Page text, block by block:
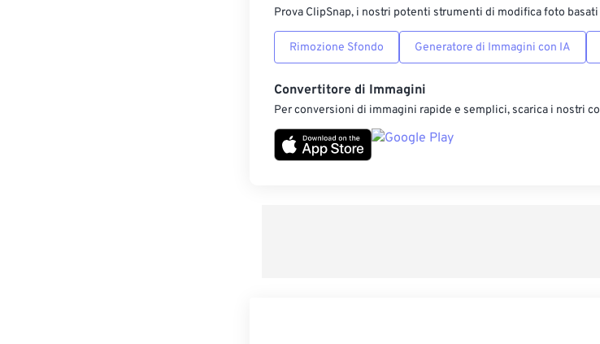
Prova ClipSnap, i nostri potenti strumenti di modifica foto basati
Rimozione Sfondo Generatore di Immagini con IA
Convertitore di Immagini
Per conversioni di immagini rapide e semplici, scarica i nostri